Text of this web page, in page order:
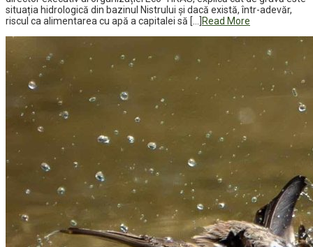
situația hidrologică din bazinul Nistrului și dacă există, într-adevăr,
riscul ca alimentarea cu apă a capitalei să […] Read More